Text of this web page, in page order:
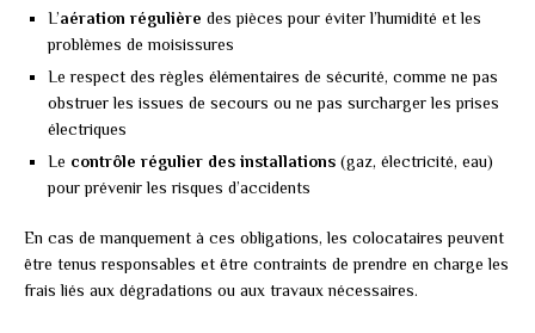
L’aération régulière des pièces pour éviter l’humidité et les
problèmes de moisissures
Le respect des règles élémentaires de sécurité, comme ne pas
obstruer les issues de secours ou ne pas surcharger les prises
électriques
Le contrôle régulier des installations (gaz, électricité, eau)
pour prévenir les risques d’accidents
En cas de manquement à ces obligations, les colocataires peuvent
être tenus responsables et être contraints de prendre en charge les
frais liés aux dégradations ou aux travaux nécessaires.